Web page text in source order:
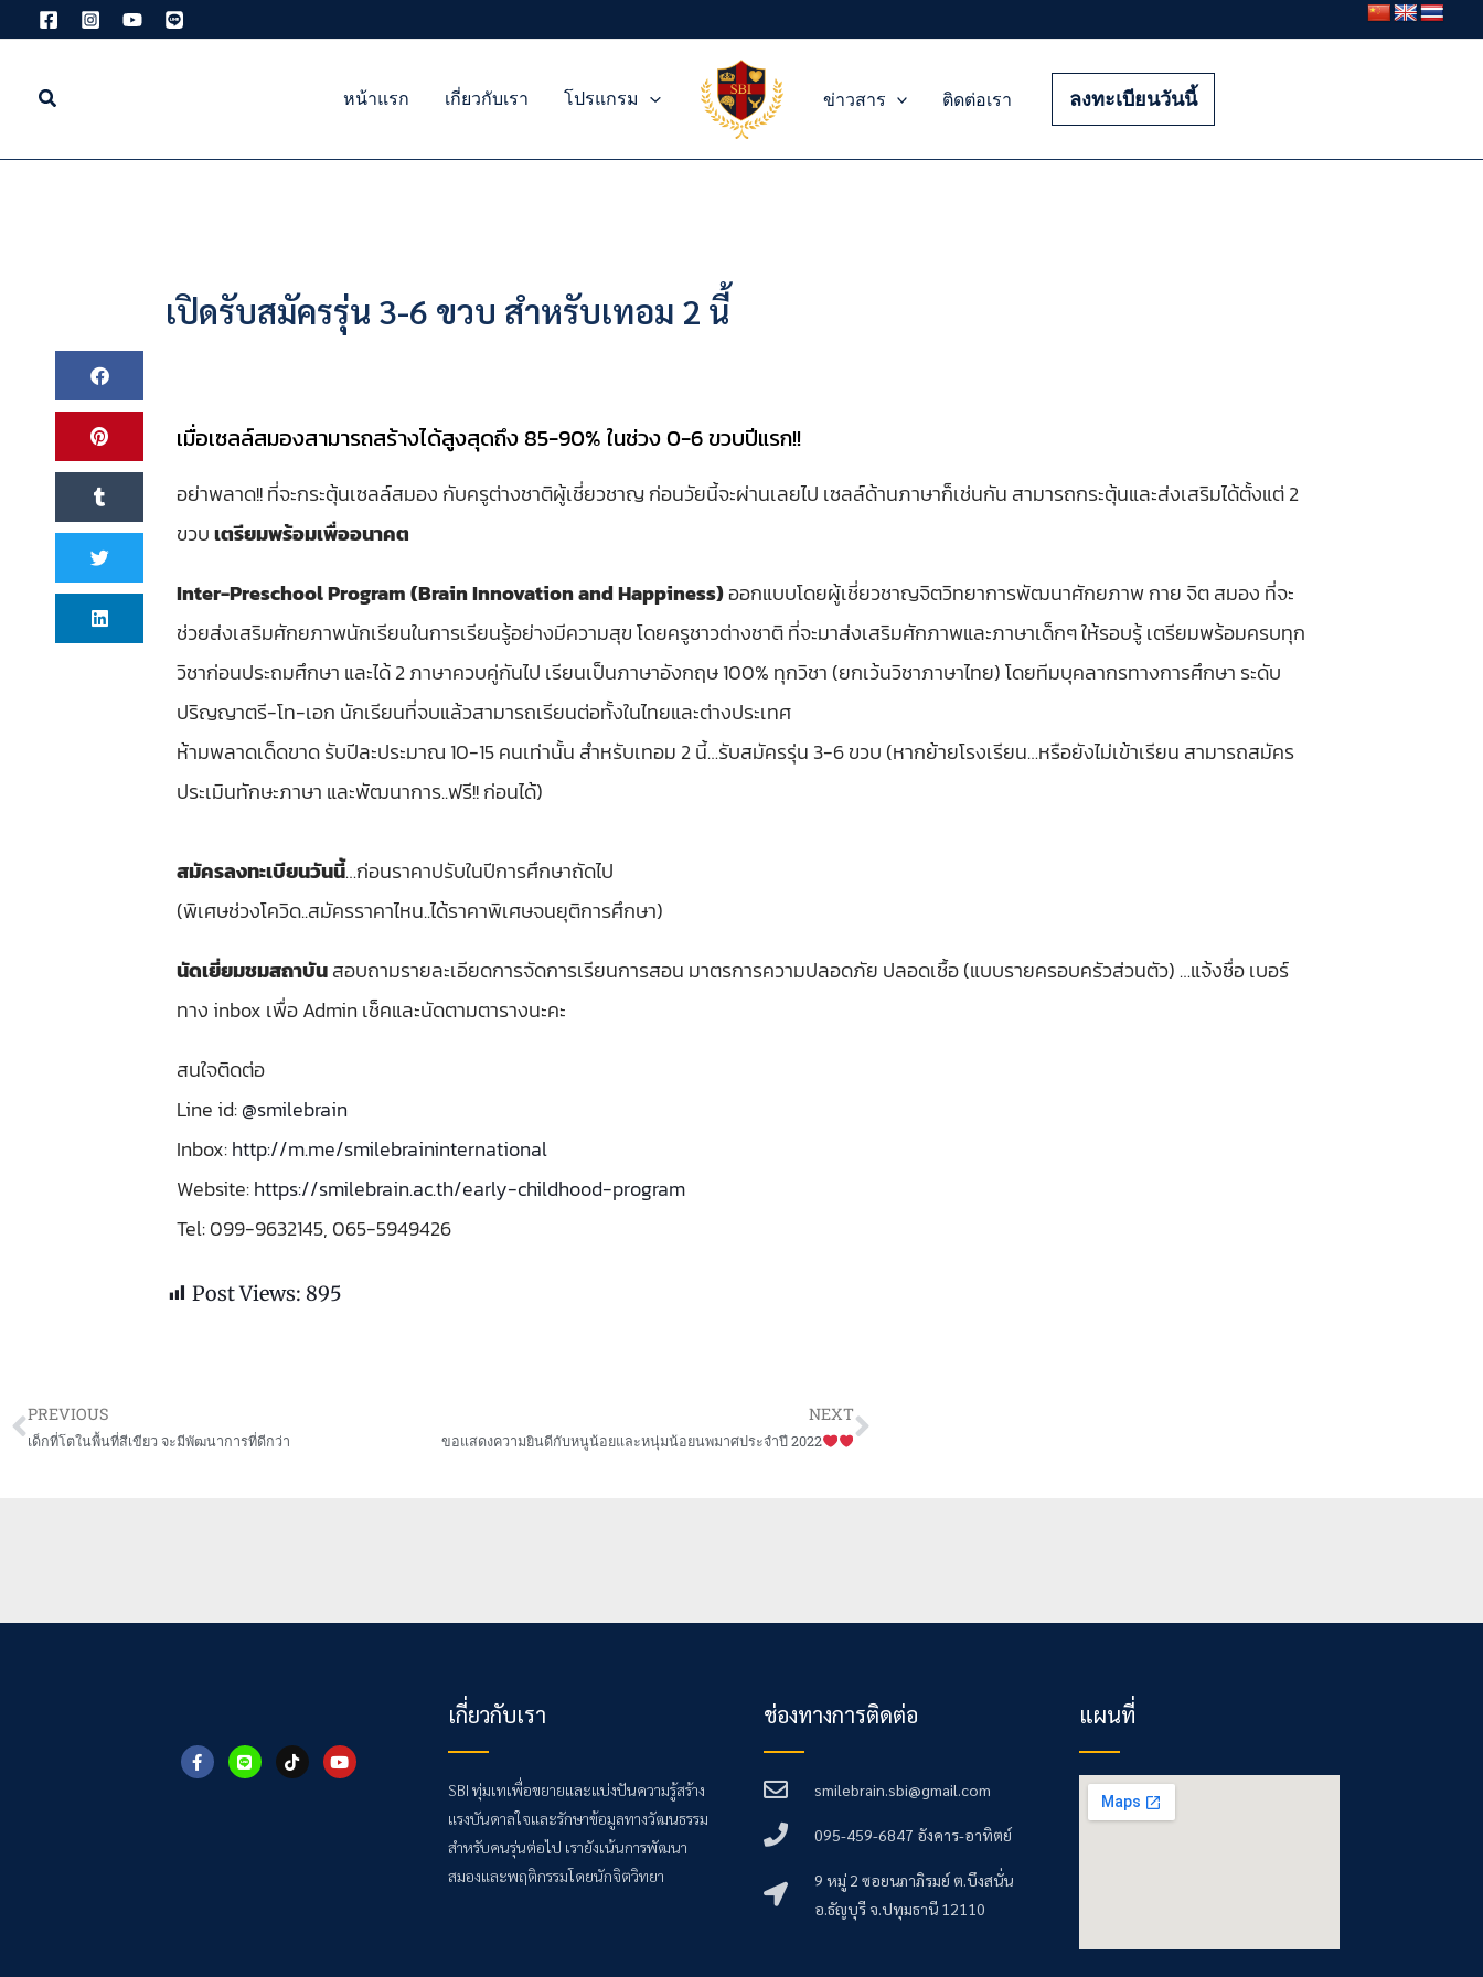
content
หน้าแรก เกี่ยวกับเรา โปรแกรม ข่าวสาร ติดต่อเรา ลงทะเบียนวันนี้
เปิดรับสมัครรุ่น 3-6 ขวบ สำหรับเทอม 2 นี้
เมื่อเซลล์สมองสามารถสร้างได้สูงสุดถึง 85-90% ในช่วง 0-6 ขวบปีแรก!!
อย่าพลาด!! ที่จะกระตุ้นเซลล์สมอง กับครูต่างชาติผู้เชี่ยวชาญ ก่อนวัยนี้จะผ่านเลยไป เซลล์ด้านภาษาก็เช่นกัน สามารถกระตุ้นและส่งเสริมได้ตั้งแต่ 2
ขวบเตรียมพร้อมเพื่ออนาคต
Inter-Preschool Program (Brain Innovation and Happiness)ออกแบบโดยผู้เชี่ยวชาญจิตวิทยาการพัฒนาศักยภาพ กาย จิต สมอง ที่จะ
ช่วยส่งเสริมศักยภาพนักเรียนในการเรียนรู้อย่างมีความสุข โดยครูชาวต่างชาติ ที่จะมาส่งเสริมศักภาพและภาษาเด็กๆ ให้รอบรู้ เตรียมพร้อมครบทุก
วิชาก่อนประถมศึกษา และได้ 2 ภาษาควบคู่กันไป เรียนเป็นภาษาอังกฤษ 100% ทุกวิชา (ยกเว้นวิชาภาษาไทย) โดยทีมบุคลากรทางการศึกษา ระดับ
ปริญญาตรี-โท-เอก นักเรียนที่จบแล้วสามารถเรียนต่อทั้งในไทยและต่างประเทศ
ห้ามพลาดเด็ดขาด รับปีละประมาณ 10-15 คนเท่านั้น สำหรับเทอม 2 นี้…รับสมัครรุ่น 3-6 ขวบ (หากย้ายโรงเรียน…หรือยังไม่เข้าเรียน สามารถสมัคร
ประเมินทักษะภาษา และพัฒนาการ..ฟรี!! ก่อนได้)
สมัครลงทะเบียนวันนี้…ก่อนราคาปรับในปีการศึกษาถัดไป
(พิเศษช่วงโควิด..สมัครราคาไหน..ได้ราคาพิเศษจนยุติการศึกษา)
นัดเยี่ยมชมสถาบันสอบถามรายละเอียดการจัดการเรียนการสอน มาตรการความปลอดภัย ปลอดเชื้อ (แบบรายครอบครัวส่วนตัว) …แจ้งชื่อ เบอร์
ทาง inbox เพื่อ Admin เช็คและนัดตามตารางนะคะ
สนใจติดต่อ
Line id:@smilebrain
Inbox:http://m.me/smilebraininternational
Website:https://smilebrain.ac.th/early-childhood-program
Tel: 099-9632145, 065-5949426
Post Views: 895
Prev
PREVIOUS
เด็กที่โตในพื้นที่สีเขียว จะมีพัฒนาการที่ดีกว่า
NEXT
ขอแสดงความยินดีกับหนูน้อยและหนุ่มน้อยนพมาศประจำปี 2022 Next
F
a
L
i
T
i
Y
o
เกี่ยวกับเรา
SBI ทุ่มเทเพื่อขยายและแบ่งปันความรู้สร้าง
แรงบันดาลใจและรักษาข้อมูลทางวัฒนธรรม
สำหรับคนรุ่นต่อไป เรายังเน้นการพัฒนา
สมองและพฤติกรรมโดยนักจิตวิทยา
ช่องทางการติดต่อ
smilebrain.sbi@gmail.com
095-459-6847 อังคาร-อาทิตย์
9 หมู่ 2 ซอยนภาภิรมย์ ต.บึงสนั่น
อ.ธัญบุรี จ.ปทุมธานี 12110
แผนที่